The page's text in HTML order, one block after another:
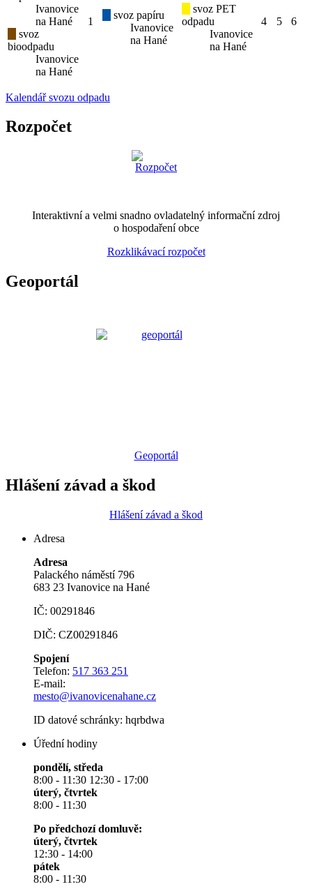
Ivanovice
na Hané
svoz
bioodpadu
Ivanovice
na Hané
1
svoz papíru
Ivanovice
na Hané
svoz PET
odpadu
Ivanovice
na Hané
4 5 6
Kalendář svozu odpadu
Rozpočet
Interaktivní a velmi snadno ovladatelný informační zdroj
o hospodaření obce
Rozklikávací rozpočet
Geoportál
Geoportál
Hlášení závad a škod
Hlášení závad a škod
Adresa
Adresa
Palackého náměstí 796
683 23 Ivanovice na Hané
IČ: 00291846
DIČ: CZ00291846
Spojení
Telefon: 517 363 251
E-mail:
mesto@ivanovicenahane.cz
ID datové schránky: hqrbdwa
Úřední hodiny
pondělí, středa
8:00 - 11:30 12:30 - 17:00
úterý, čtvrtek
8:00 - 11:30
Po předchozí domluvě:
úterý, čtvrtek
12:30 - 14:00
pátek
8:00 - 11:30